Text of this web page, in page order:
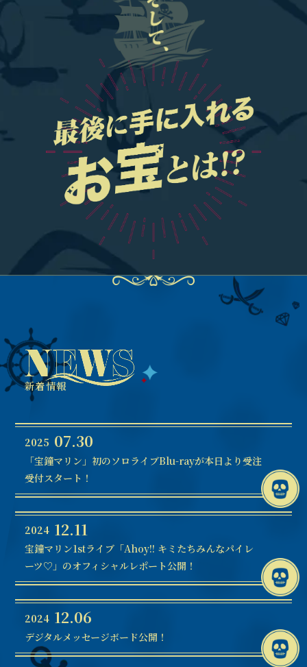
新着情報
2025 07.30
「宝鐘マリン」初のソロライブBlu-rayが本日より受注
受付スタート！
2024 12.11
宝鐘マリン1stライブ「Ahoy!! キミたちみんなパイレ
ーツ♡」のオフィシャルレポート公開！
2024 12.06
デジタルメッセージボード公開！